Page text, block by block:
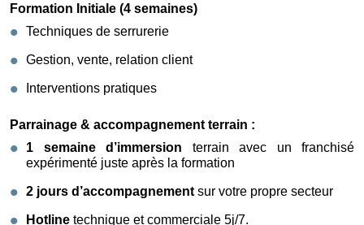
Formation Initiale (4 semaines)
Techniques de serrurerie
Gestion, vente, relation client
Interventions pratiques
Parrainage & accompagnement terrain :
1 semaine d’immersion terrain avec un franchisé
expérimenté juste après la formation
2 jours d’accompagnement sur votre propre secteur
Hotline technique et commerciale 5j/7.